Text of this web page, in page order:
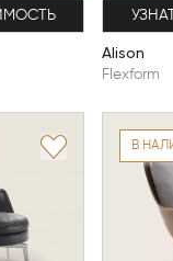
Alison
Flexform
В